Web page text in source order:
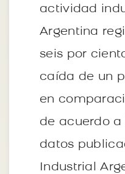
actividad
Argentina
seis por
caída de un
en
de acuerdo a
datos
Industrial